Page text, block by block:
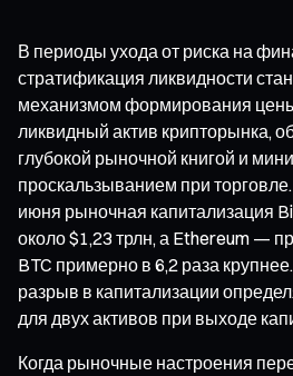
В периоды ухода от риска на
стратификация ликвидности
механизмом формирования
ликвидный актив крипторынка,
глубокой рыночной книгой и
проскальзыванием при
июня рыночная капитализация
около $1,23 трлн, а Ethereum —
BTC примерно в 6,2 раза
разрыв в капитализации
для двух активов при выходе
Когда рыночные настроения